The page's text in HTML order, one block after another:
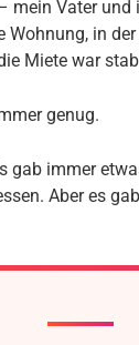
mein Vater
in
Miete war
genug.
gab immer
Aber es